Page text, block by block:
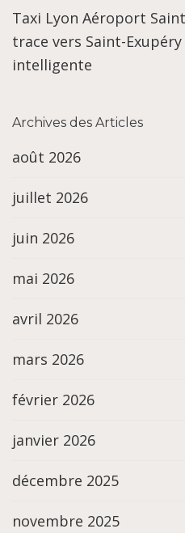
Taxi Lyon Aéroport
trace vers Saint-
intelligente
Archives des Articles
août 2026
juillet 2026
juin 2026
mai 2026
avril 2026
mars 2026
février 2026
janvier 2026
décembre 2025
novembre 2025